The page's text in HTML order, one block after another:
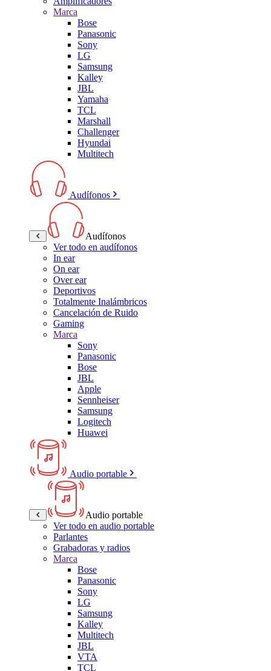
Marca
Bose
Panasonic
Sony
LG
Samsung
Kalley
JBL
Yamaha
TCL
Marshall
Challenger
Hyundai
Multitech
Audífonos
Audífonos
Ver todo en audífonos
In ear
On ear
Over ear
Deportivos
Totalmente Inalámbricos
Cancelación de Ruido
Gaming
Marca
Sony
Panasonic
Bose
JBL
Apple
Sennheiser
Samsung
Logitech
Huawei
Audio portable
Audio portable
Ver todo en audio portable
Parlantes
Grabadoras y radios
Marca
Bose
Panasonic
Sony
LG
Samsung
Kalley
Multitech
JBL
VTA
TCL